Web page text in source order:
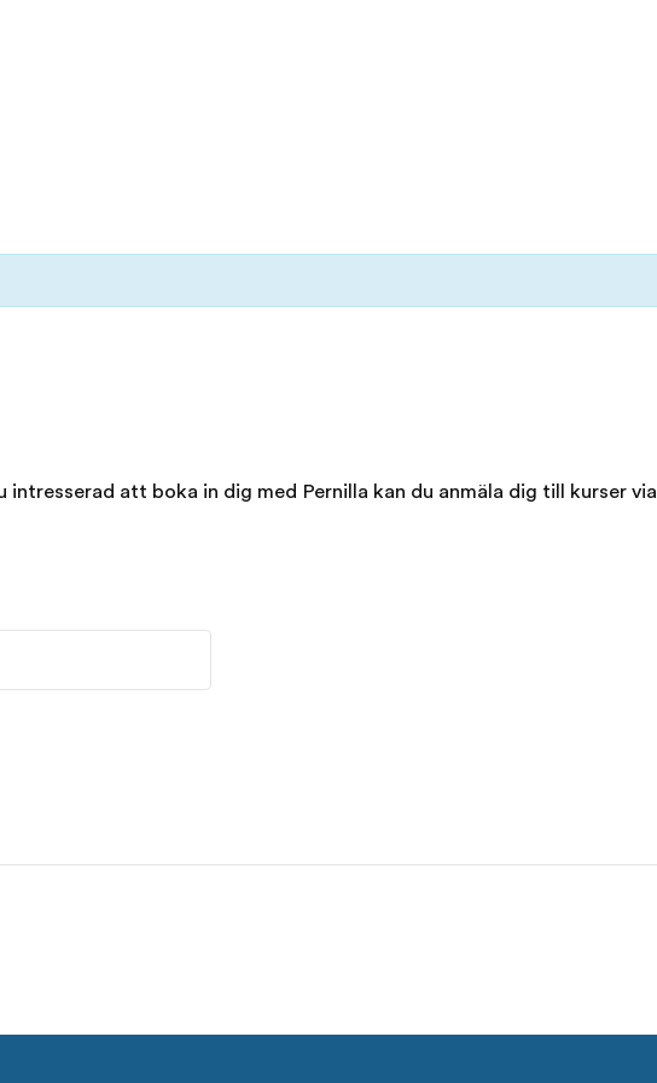
att boka in dig med Pernilla kan du anmäla dig till kurser via